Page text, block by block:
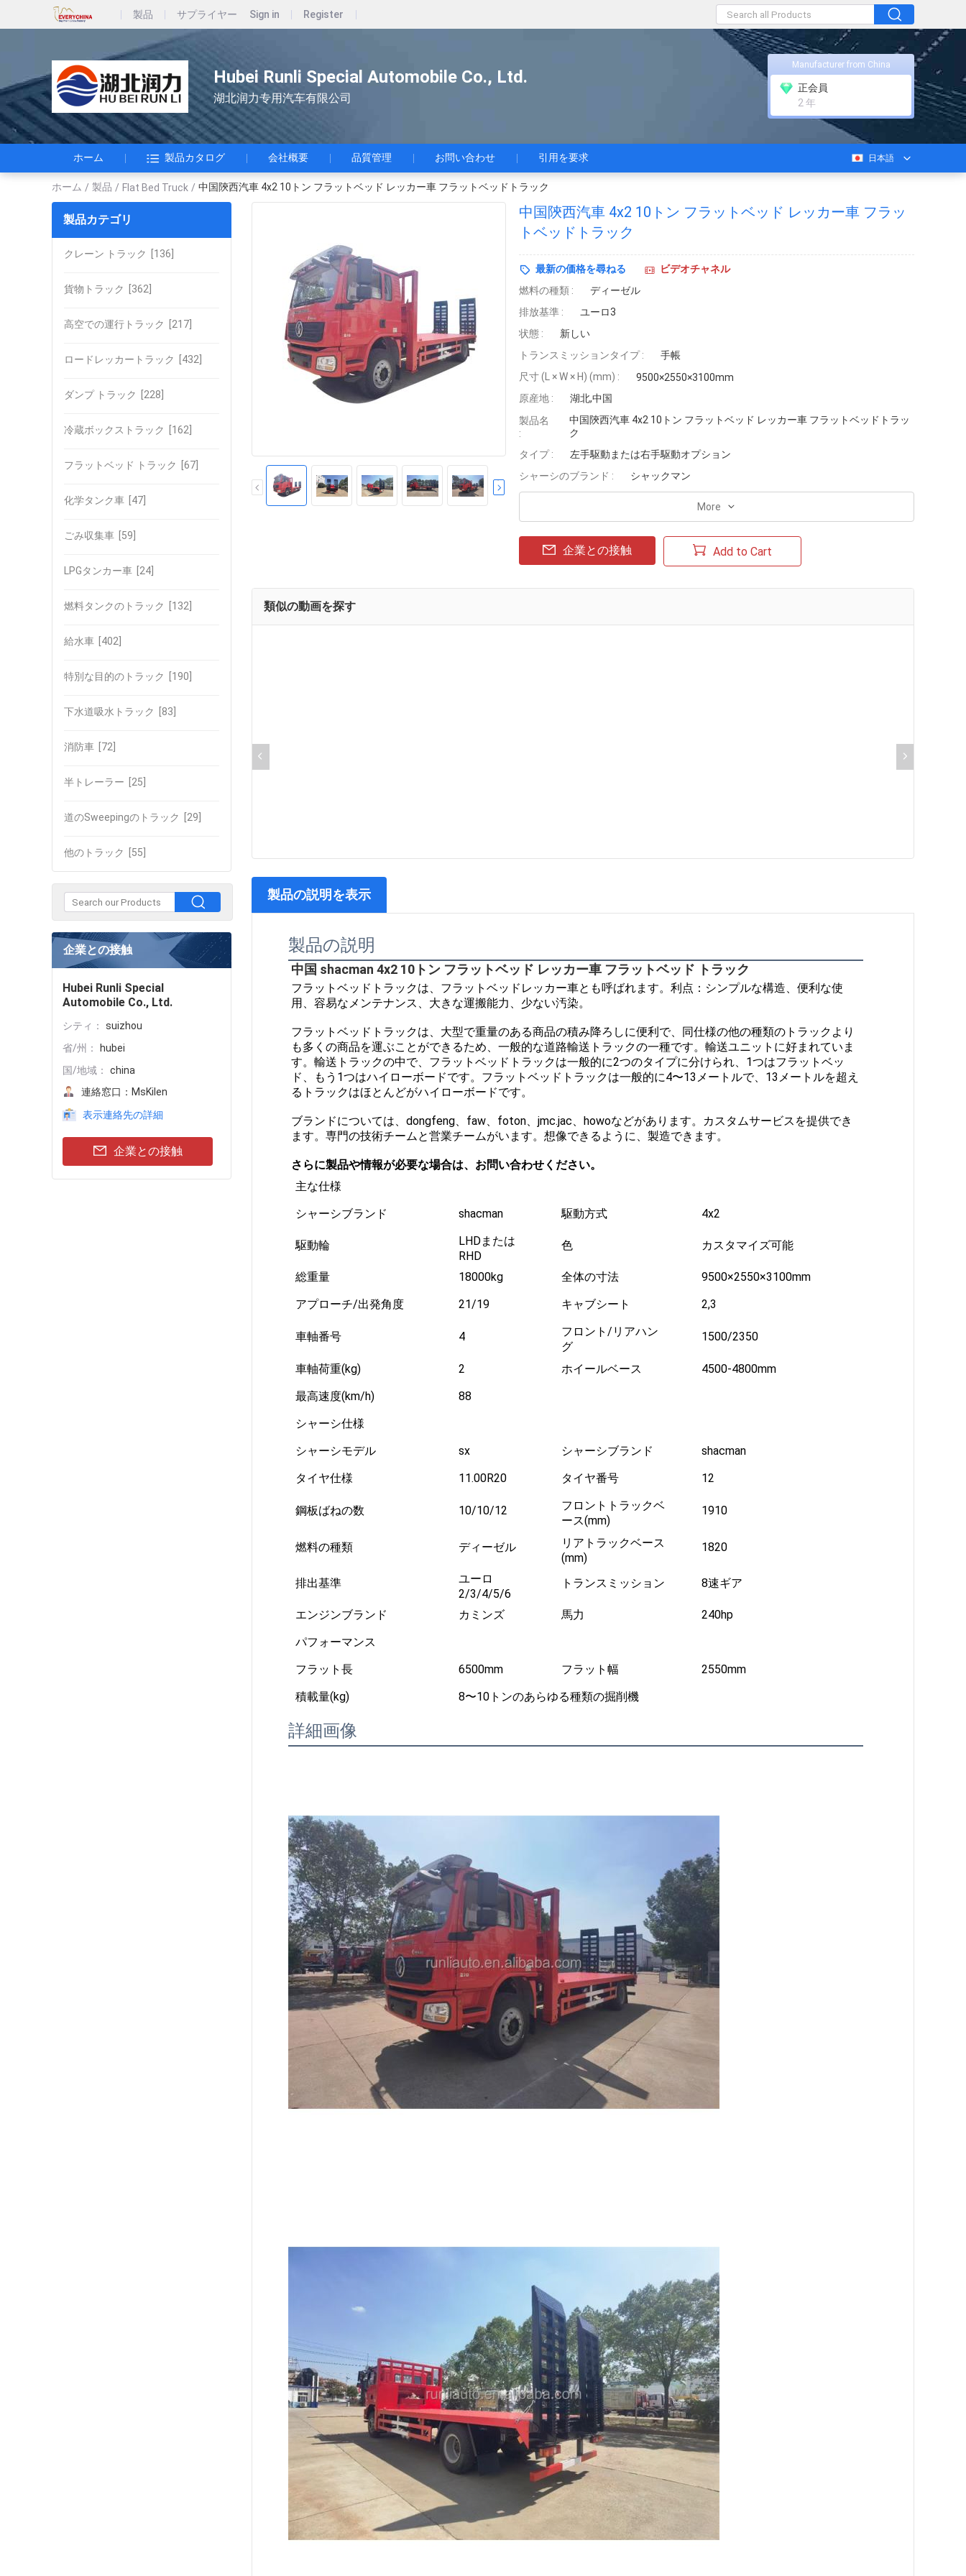
製品 サプライヤー Sign in Register
Hubei Runli Special Automobile Co., Ltd.
湖北润力专用汽车有限公司
Manufacturer from China
正会員
2 年
ホーム 製品カタログ 会社概要 品質管理 お問い合わせ 引用を要求 日本語
ホーム / 製品 / Flat Bed Truck / 中国陝西汽車 4x2 10トン フラットベッド レッカー車 フラットベッドトラック
製品カテゴリ
クレーン トラック [136]
貨物トラック [362]
高空での運行トラック [217]
ロードレッカートラック [432]
ダンプ トラック [228]
冷蔵ボックストラック [162]
フラットベッド トラック [67]
化学タンク車 [47]
ごみ収集車 [59]
LPGタンカー車 [24]
燃料タンクのトラック [132]
給水車 [402]
特別な目的のトラック [190]
下水道吸水トラック [83]
消防車 [72]
半トレーラー [25]
道のSweepingのトラック [29]
他のトラック [55]
企業との接触
Hubei Runli Special
Automobile Co., Ltd.
シティ：
suizhou
省/州：
hubei
国/地域：
china
連絡窓口： MsKilen
表示連絡先の詳細
企業との接触
中国陝西汽車 4x2 10トン フラットベッド レッカー車 フラッ
トベッドトラック
最新の価格を尋ねる
ビデオチャネル
燃料の種類 :
ディーゼル
排放基準 :
ユーロ3
状態 :
新しい
トランスミッションタイプ :
手帳
尺寸 (L × W × H) (mm) :
9500×2550×3100mm
原産地 :
湖北,中国
製品名
:
中国陝西汽車 4x2 10トン フラットベッド レッカー車 フラットベッドトラッ
ク
タイプ :
左手駆動または右手駆動オプション
シャーシのブランド :
シャックマン
More
企業との接触 Add to Cart
類似の動画を探す
製品の説明を表示
製品の説明
中国 shacman 4x2 10トン フラットベッド レッカー車 フラットベッド トラック
フラットベッドトラックは、フラットベッドレッカー車とも呼ばれます。 利点：シンプルな構造、便利な使
用、容易なメンテナンス、大きな運搬能力、少ない汚染。
フラットベッドトラックは、大型で重量のある商品の積み降ろしに便利で、同仕様の他の種類のトラックより
も多くの商品を運ぶことができるため、一般的な道路輸送トラックの一種です。輸送ユニットに好まれていま
す。輸送トラックの中で、フラットベッドトラックは一般的に2つのタイプに分けられ、1つはフラットベッ
ド、もう1つはハイローボードです。フラットベッドトラックは一般的に4〜13メートルで、13メートルを超え
るトラックはほとんどがハイローボードです。
ブランドについては、dongfeng、faw、foton、jmc.jac、howoなどがあります。カスタムサービスを提供でき
ます。専門の技術チームと営業チームがいます。想像できるように、製造できます。
さらに製品や情報が必要な場合は、お問い合わせください。
主な仕様
シャーシブランド
shacman 駆動方式 4x2
駆動輪
LHDまたは
RHD
色 カスタマイズ可能
総重量 18000kg 全体の寸法
9500×2550×3100mm
アプローチ/出発角度
21/19 キャブシート 2,3
車軸番号 4
フロント/リアハン
グ
1500/2350
車軸荷重(kg) 2 ホイールベース
4500-4800mm
最高速度(km/h)
88
シャーシ仕様
シャーシモデル
sx シャーシブランド
shacman
タイヤ仕様
11.00R20 タイヤ番号 12
鋼板ばねの数 10/10/12
フロントトラックベ
ース(mm)
1910
燃料の種類 ディーゼル
リアトラックベース
(mm)
1820
排出基準
ユーロ
2/3/4/5/6
トランスミッション 8速ギア
エンジンブランド カミンズ 馬力
240hp
パフォーマンス
フラット長
6500mm フラット幅
2550mm
積載量(kg)
8〜10トンのあらゆる種類の掘削機
詳細画像